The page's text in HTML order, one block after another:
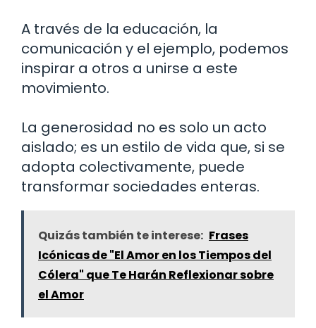
A través de la educación, la
comunicación y el ejemplo, podemos
inspirar a otros a unirse a este
movimiento.
La generosidad no es solo un acto
aislado; es un estilo de vida que, si se
adopta colectivamente, puede
transformar sociedades enteras.
Quizás también te interese: Frases
Icónicas de "El Amor en los Tiempos del
Cólera" que Te Harán Reflexionar sobre
el Amor